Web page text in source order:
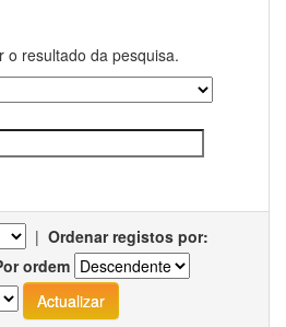
o resultado da pesquisa.
| Ordenar registos por:
ordem